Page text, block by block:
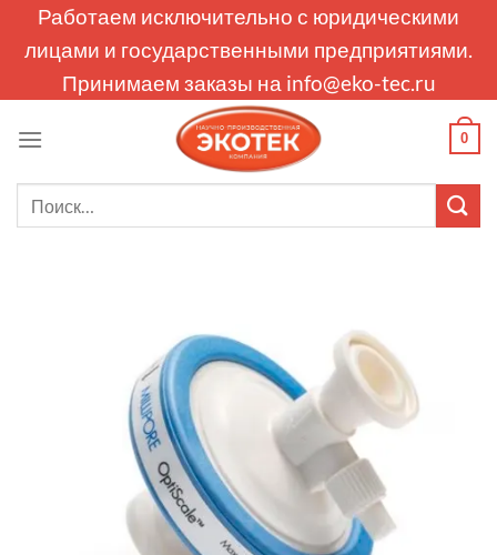
Работаем исключительно с юридическими
лицами и государственными предприятиями.
Принимаем заказы на info@eko-tec.ru
0